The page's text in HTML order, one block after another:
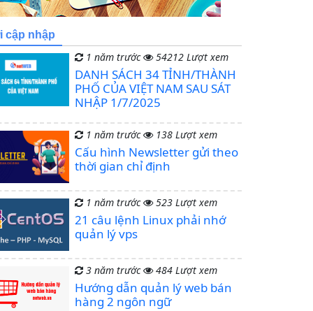
cập nhập
1 năm trước 54212 Lượt xem
DANH SÁCH 34 TỈNH/THÀNH
PHỐ CỦA VIỆT NAM SAU SÁT
NHẬP 1/7/2025
1 năm trước 138 Lượt xem
Cấu hình Newsletter gửi theo
thời gian chỉ định
1 năm trước 523 Lượt xem
21 câu lệnh Linux phải nhớ
quản lý vps
3 năm trước 484 Lượt xem
Hướng dẫn quản lý web bán
hàng 2 ngôn ngữ